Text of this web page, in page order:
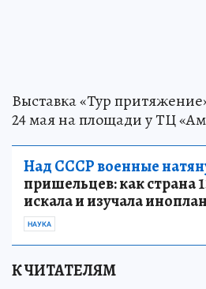
Выставка «Тур
24 мая на площади у ТЦ
Над СССР военные
пришельцев: как страна
искала и изучала
НАУКА
К ЧИТАТЕЛЯМ